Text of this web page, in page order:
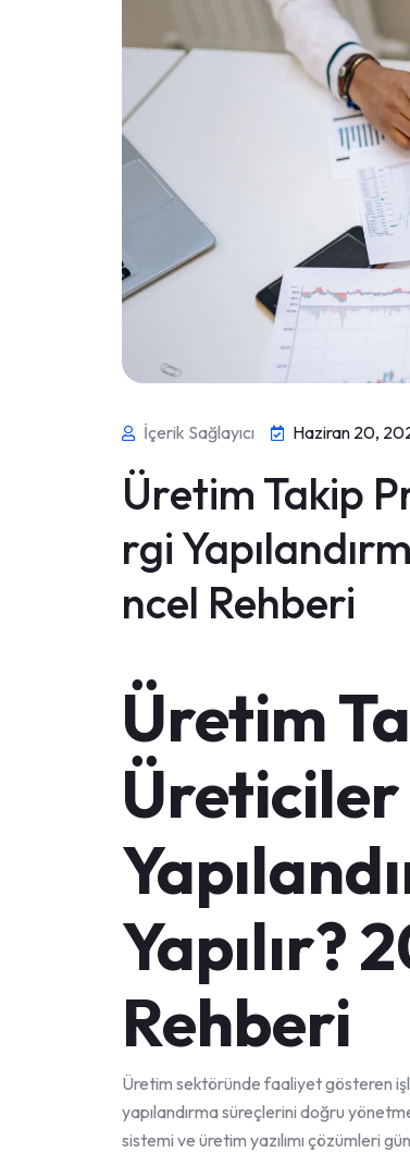
İçerik Sağlayıcı Haziran 20,
Üretim Takip
rgi
ncel Rehberi
Üretim
Üreticiler
Yapılır?
Rehberi
Üretim sektöründe faaliyet gösteren
yapılandırma süreçlerini doğru
sistemi ve üretim yazılımı çözümleri